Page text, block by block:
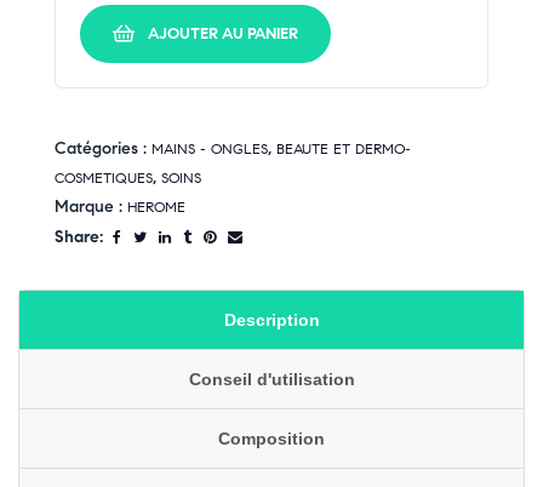
AJOUTER AU PANIER
Catégories : MAINS - ONGLES, BEAUTE ET DERMO-
COSMETIQUES, SOINS
Marque : HEROME
Share:
Description
Conseil d'utilisation
Composition